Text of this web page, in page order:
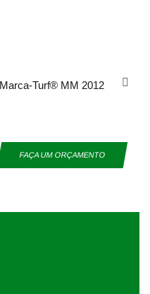
Marca-Turf® MM 2012
FAÇA UM ORÇAMENTO